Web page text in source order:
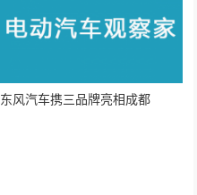
东风汽车携三品牌亮相成都